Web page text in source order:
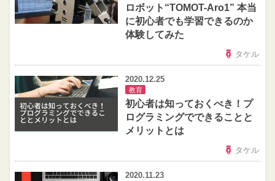
ロボット“TOMOT-Aro1” 本当
に初心者でも学習できるのか
体験してみた
タケル
2020.12.25
教育
初心者は知っておくべき！プ
ログラミングでできることと
メリットとは
タケル
2020.11.23